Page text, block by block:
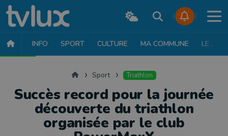
INFO SPORT CULTURE MA COMMUNE LE JT
AccueilSport Triathlon
Succès record pour la journée
découverte du triathlon
organisée par le club